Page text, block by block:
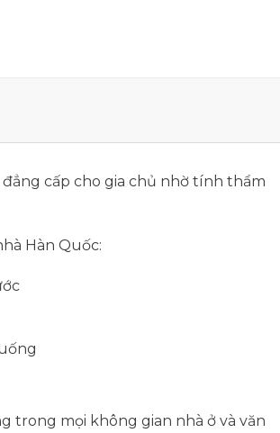
đẳng cấp cho gia chủ nhờ tính thẩm
Hàn Quốc:
trong mọi không gian nhà ở và văn